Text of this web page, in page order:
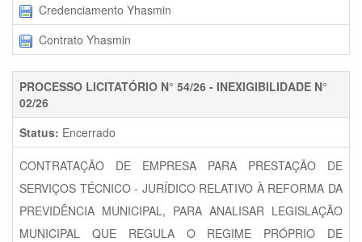
Credenciamento Yhasmin
Contrato Yhasmin
PROCESSO LICITATÓRIO N° 54/26 - INEXIGIBILIDADE N°
02/26
Status: Encerrado
CONTRATAÇÃO DE EMPRESA PARA PRESTAÇÃO DE
SERVIÇOS TÉCNICO - JURÍDICO RELATIVO À REFORMA DA
PREVIDÊNCIA MUNICIPAL, PARA ANALISAR LEGISLAÇÃO
MUNICIPAL QUE REGULA O REGIME PRÓPRIO DE